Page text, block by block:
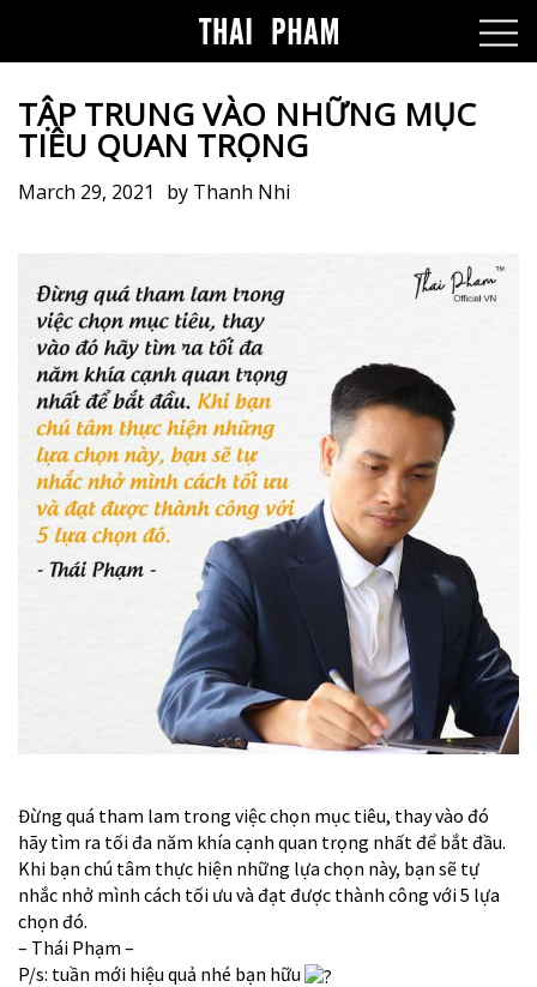
TẬP TRUNG VÀO NHỮNG MỤC
TIÊU QUAN TRỌNG
March 29, 2021 by Thanh Nhi
Đừng quá tham lam trong việc chọn mục tiêu, thay vào đó
hãy tìm ra tối đa năm khía cạnh quan trọng nhất để bắt đầu.
Khi bạn chú tâm thực hiện những lựa chọn này, bạn sẽ tự
nhắc nhở mình cách tối ưu và đạt được thành công với 5 lựa
chọn đó.
– Thái Phạm –
P/s: tuần mới hiệu quả nhé bạn hữu